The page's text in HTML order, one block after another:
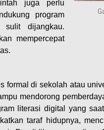
juga perlu
program
sulit dijangkau.
mempercepat
formal di sekolah atau
mendorong
literasi digital yang
taraf hidupnya,